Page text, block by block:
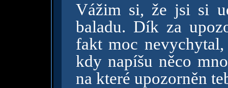
Vážim si, že jsi si
baladu. Dík za
fakt moc
kdy napíšu něco
na které upozorněn